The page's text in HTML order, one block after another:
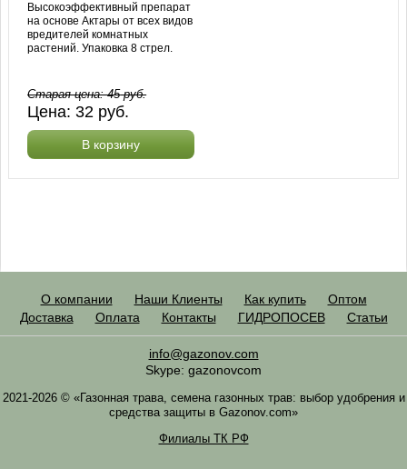
Высокоэффективный препарат
на основе Актары от всех видов
вредителей комнатных
растений. Упаковка 8 стрел.
Старая цена:45руб.
Цена:32 руб.
В корзину
О компании Наши Клиенты Как купить
Оптом
Доставка
Оплата Контакты ГИДРОПОСЕВ Статьи
info@gazonov.com
Skype: gazonovcom
2021-2026 © «Газонная трава, семена газонных трав: выбор удобрения и
средства защиты в Gazonov.com»
Филиалы ТК РФ